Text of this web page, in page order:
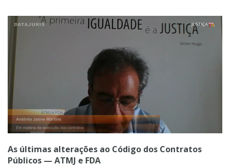
As últimas alterações ao Código dos Contratos
Públicos — ATMJ e FDA